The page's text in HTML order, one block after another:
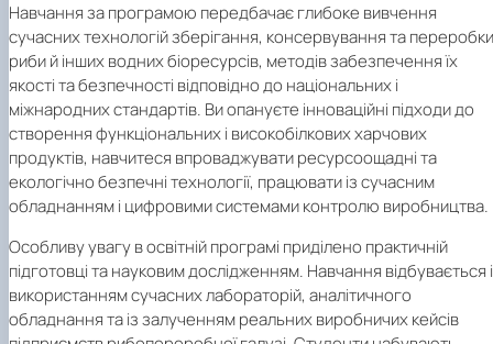
Навчання за програмою передбачає глибоке вивчення
сучасних технологій зберігання, консервування та переробки
риби й інших водних біоресурсів, методів забезпечення їх
якості та безпечності відповідно до національних і
міжнародних стандартів. Ви опануєте інноваційні підходи до
створення функціональних і високобілкових харчових
продуктів, навчитеся впроваджувати ресурсоощадні та
екологічно безпечні технології, працювати із сучасним
обладнанням і цифровими системами контролю виробництва.
Особливу увагу в освітній програмі приділено практичній
підготовці та науковим дослідженням. Навчання відбувається
використанням сучасних лабораторій, аналітичного
обладнання та із залученням реальних виробничих кейсів